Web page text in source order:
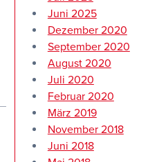
Juni 2025
Dezember 2020
September 2020
August 2020
Juli 2020
Februar 2020
März 2019
November 2018
Juni 2018